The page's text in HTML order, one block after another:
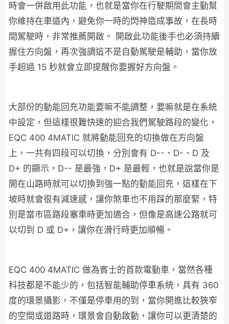
時會一併啟用此功能，也就是當你在行駛期間會主動幫
你維持在車道內，避免你一時的閃神造成事故，在長時
間駕駛時，非常推薦開啟。 開啟此功能後手也必須持續
握住方向盤，再次強調這不是自動駕駛是輔助，當你放
手超過 15 秒就會立即提醒你要握好方向盤。
大部份的動能回充功能要嘛不能調整，要嘛就是在系統
中設定，但這樣很難快速的迎合我們駕駛路段的變化，
EQC 400 4MATIC 就將動能回充的切換做在方向盤
上，一共有四段可以切換，分別會有 D--、D-、D 及
D+ 的顯示，D-- 是最強，D+ 是最輕，也就是說當你是
開在山路時就可以切換到強一點的動能回充，這樣在下
坡時就會很有減速感，讓你煞車也不用踩的那麼緊，特
別是當市區路段塞車時更加適合，但像是高速公路就可
以切到 D 或 D+，讓你在滑行時更加順暢。
EQC 400 4MATIC 做為賓士的首款電動車，當然各種
科技都是不能少的，包括智能輔助停車系統，具有 360
度的環景攝影，不僅是停車用的到，當你開進比較狹窄
的空間或道路時，環景會自動啟動，讓你可以更清楚的